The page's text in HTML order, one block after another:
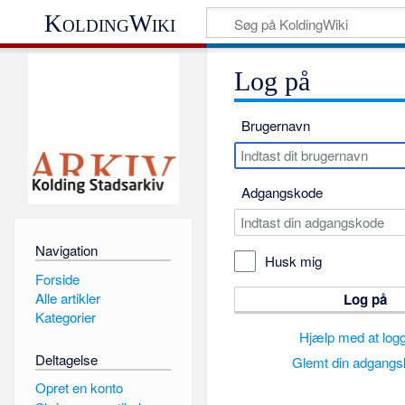
KoldingWiki
Log på
Brugernavn
Adgangskode
Husk mig
Log på
Hjælp med at
Glemt din
Navigation
Forside
Alle artikler
Kategorier
Deltagelse
Opret en konto